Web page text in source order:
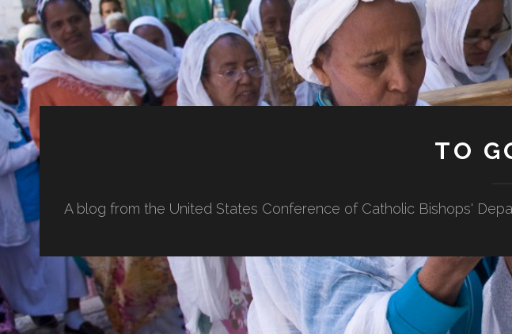
TO
A blog from the United States Conference of Catholic Bishops'